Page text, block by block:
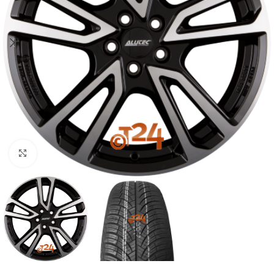
Zum Vergrößern klicken